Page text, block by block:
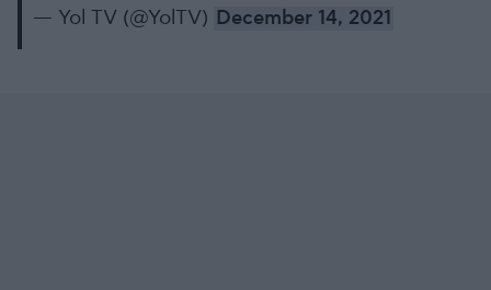
— Yol TV (@YolTV) December 14, 2021